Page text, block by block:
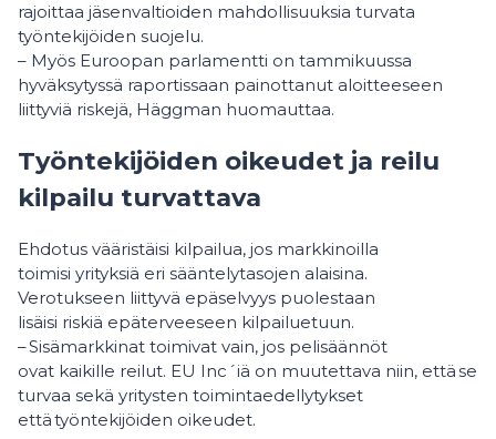
rajoittaa jäsenvaltioiden mahdollisuuksia turvata
työntekijöiden suojelu.
– Myös Euroopan parlamentti on tammikuussa
hyväksytyssä raportissaan painottanut aloitteeseen
liittyviä riskejä, Häggman huomauttaa.
Työntekijöiden oikeudet ja reilu
kilpailu turvattava
Ehdotus vääristäisi kilpailua, jos markkinoilla
toimisi yrityksiä eri sääntelytasojen alaisina.
Verotukseen liittyvä epäselvyys puolestaan
lisäisi riskiä epäterveeseen kilpailuetuun.
– Sisämarkkinat toimivat vain, jos pelisäännöt
ovat kaikille reilut. EU Inc´iä on muutettava niin, että se
turvaa sekä yritysten toimintaedellytykset
että työntekijöiden oikeudet.